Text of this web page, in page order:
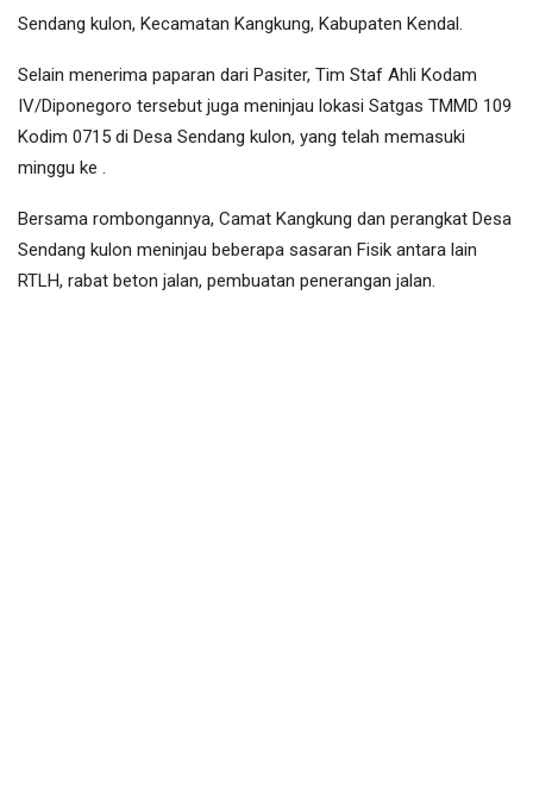
Sendang kulon, Kecamatan Kangkung, Kabupaten Kendal.
Selain menerima paparan dari Pasiter, Tim Staf Ahli Kodam
IV/Diponegoro tersebut juga meninjau lokasi Satgas TMMD 109
Kodim 0715 di Desa Sendang kulon, yang telah memasuki
minggu ke .
Bersama rombongannya, Camat Kangkung dan perangkat Desa
Sendang kulon meninjau beberapa sasaran Fisik antara lain
RTLH, rabat beton jalan, pembuatan penerangan jalan.